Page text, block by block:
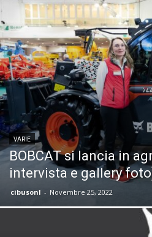
VARIE
BOBCAT si lancia in
intervista e gallery
cibusonl - Novembre 25, 2022